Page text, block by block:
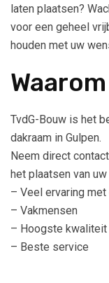
laten plaatsen?
voor een geheel
houden met uw
TvdG-Bouw is het
dakraam in Gulpen.
Neem direct
het plaatsen van
– Veel ervaring met
– Vakmensen
– Hoogste kwaliteit
– Beste service